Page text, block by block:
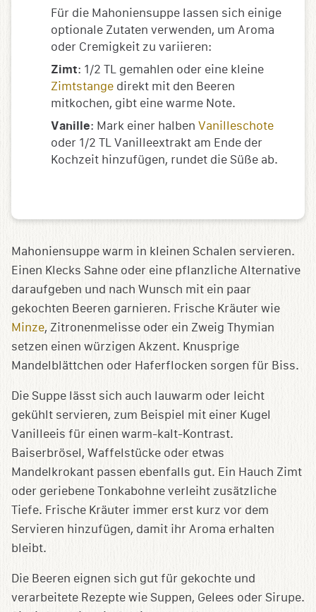
Für die Mahoniensuppe lassen sich einige
optionale Zutaten verwenden, um Aroma
oder Cremigkeit zu variieren:
Zimt: 1/2 TL gemahlen oder eine kleine
Zimtstange direkt mit den Beeren
mitkochen, gibt eine warme Note.
Vanille: Mark einer halben Vanilleschote
oder 1/2 TL Vanilleextrakt am Ende der
Kochzeit hinzufügen, rundet die Süße ab.
Mahoniensuppe warm in kleinen Schalen servieren.
Einen Klecks Sahne oder eine pflanzliche Alternative
daraufgeben und nach Wunsch mit ein paar
gekochten Beeren garnieren. Frische Kräuter wie
Minze, Zitronenmelisse oder ein Zweig Thymian
setzen einen würzigen Akzent. Knusprige
Mandelblättchen oder Haferflocken sorgen für Biss.
Die Suppe lässt sich auch lauwarm oder leicht
gekühlt servieren, zum Beispiel mit einer Kugel
Vanilleeis für einen warm-kalt-Kontrast.
Baiserbrösel, Waffelstücke oder etwas
Mandelkrokant passen ebenfalls gut. Ein Hauch Zimt
oder geriebene Tonkabohne verleiht zusätzliche
Tiefe. Frische Kräuter immer erst kurz vor dem
Servieren hinzufügen, damit ihr Aroma erhalten
bleibt.
Die Beeren eignen sich gut für gekochte und
verarbeitete Rezepte wie Suppen, Gelees oder Sirupe.